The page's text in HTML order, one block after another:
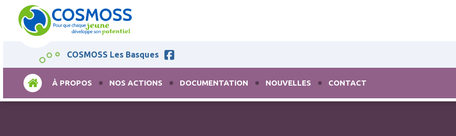
COSMOSS Les Basques
ACCUEILÀ PROPOS NOS ACTIONS DOCUMENTATION NOUVELLES CONTACT